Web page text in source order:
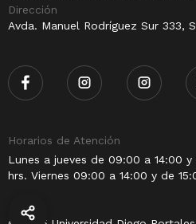
Dirección
Avda. Manuel Rodríguez Sur 333,
Horarios de Atención
Lunes a jueves de 09:00 a 14:00 y
hrs. Viernes 09:00 a 14:00 y de